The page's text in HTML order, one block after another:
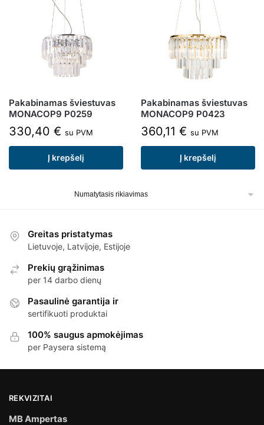
Pakabinamas šviestuvas
MONACOP9 P0259
330,40 € su PVM
Į krepšelį
Pakabinamas šviestuvas
MONACOP9 P0423
360,11 € su PVM
Į krepšelį
Greitas pristatymas
Lietuvoje, Latvijoje, Estijoje
Prekių grąžinimas
per 14 darbo dienų
Pasaulinė garantija ir
sertifikuoti produktai
100% saugus apmokėjimas
per Paysera sistemą
REKVIZITAI
MB Ampertas